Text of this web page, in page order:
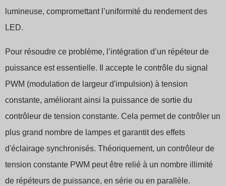
lumineuse, compromettant l’uniformité du rendement des
LED.
Pour résoudre ce problème, l’intégration d’un répéteur de
puissance est essentielle. Il accepte le contrôle du signal
PWM (modulation de largeur d'impulsion) à tension
constante, améliorant ainsi la puissance de sortie du
contrôleur de tension constante. Cela permet de contrôler un
plus grand nombre de lampes et garantit des effets
d'éclairage synchronisés. Théoriquement, un contrôleur de
tension constante PWM peut être relié à un nombre illimité
de répéteurs de puissance, en série ou en parallèle.